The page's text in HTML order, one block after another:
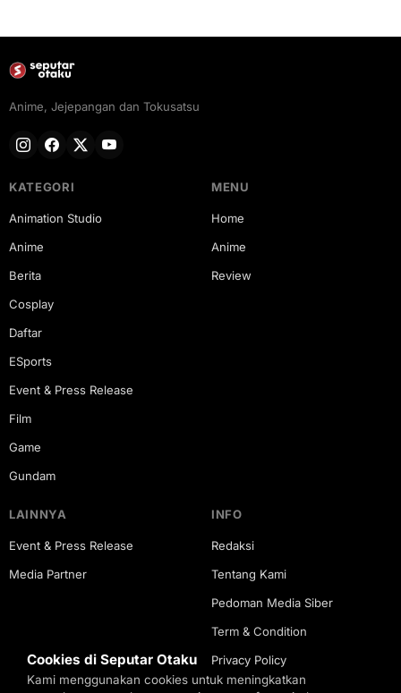
Cookies di Seputar Otaku
Kami menggunakan cookies untuk meningkatkan
Anime, Jejepangan dan Tokusatsu
KATEGORI
Animation Studio
Anime
Berita
Cosplay
Daftar
ESports
Event & Press Release
Film
Game
Gundam
MENU
Home
Anime
Review
LAINNYA
Event & Press Release
Media Partner
INFO
Redaksi
Tentang Kami
Pedoman Media Siber
Term & Condition
Privacy Policy